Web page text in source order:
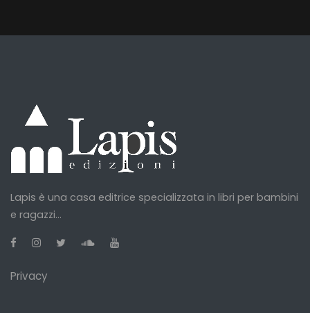
Lapis è una casa editrice specializzata in libri per bambini
e ragazzi...
Privacy